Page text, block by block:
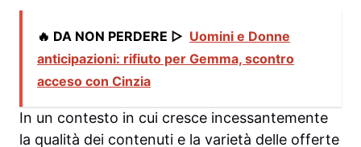
🔥 DA NON PERDERE ▷ Uomini e Donne
anticipazioni: rifiuto per Gemma, scontro
acceso con Cinzia
In un contesto in cui cresce incessantemente
la qualità dei contenuti e la varietà delle offerte